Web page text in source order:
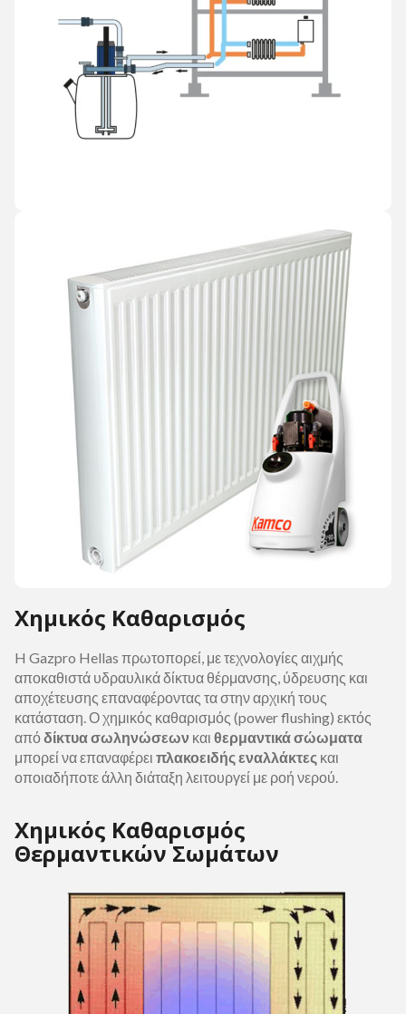
Χημικός Καθαρισμός
H Gazpro Hellas πρωτοπορεί, με τεχνολογίες αιχμής
αποκαθιστά υδραυλικά δίκτυα θέρμανσης, ύδρευσης και
αποχέτευσης επαναφέροντας τα στην αρχική τους
κατάσταση. Ο χημικός καθαρισμός (power flushing) εκτός
απόδίκτυα σωληνώσεων και θερμαντικά σώωματα
μπορεί να επαναφέρει πλακοειδής εναλλάκτες και
οποιαδήποτε άλλη διάταξη λειτουργεί με ροή νερού.
Χημικός Καθαρισμός
Θερμαντικών Σωμάτων